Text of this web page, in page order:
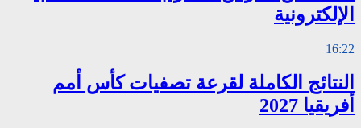
الإلكترونية
16:22
النتائج الكاملة لقرعة تصفيات كأس أمم
أفريقيا 2027